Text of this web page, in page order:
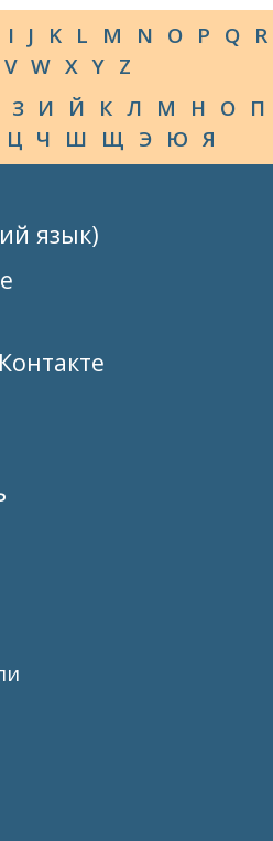
I J K L M N O P Q R
V W X Y Z
З И Й К Л М Н О П
Ц Ч Ш Щ Э Ю Я
язык)